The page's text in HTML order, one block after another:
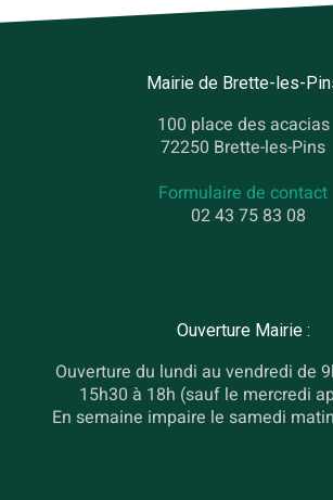
Mairie de Brette-les-
100 place des acacias
72250 Brette-les-Pins
Formulaire de contact
02 43 75 83 08
Ouverture Mairie :
Ouverture du lundi au vendredi de
15h30 à 18h (sauf le mercredi
En semaine impaire le samedi